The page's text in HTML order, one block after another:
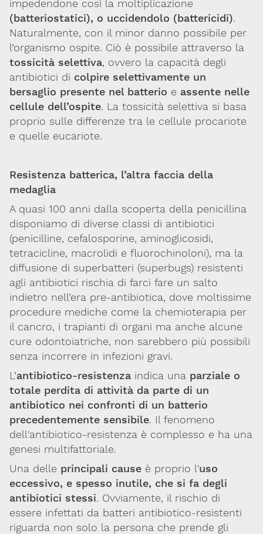
impedendone così la moltiplicazione
(batteriostatici), o uccidendolo (battericidi).
Naturalmente, con il minor danno possibile per
l’organismo ospite. Ciò è possibile attraverso la
tossicità selettiva, ovvero la capacità degli
antibiotici di colpire selettivamente un
bersaglio presente nel batterio e assente nelle
cellule dell’ospite. La tossicità selettiva si basa
proprio sulle differenze tra le cellule procariote
e quelle eucariote.
Resistenza batterica, l’altra faccia della
medaglia
A quasi 100 anni dalla scoperta della penicillina
disponiamo di diverse classi di antibiotici
(penicilline, cefalosporine, aminoglicosidi,
tetracicline, macrolidi e fluorochinoloni), ma la
diffusione di superbatteri (superbugs) resistenti
agli antibiotici rischia di farci fare un salto
indietro nell’era pre-antibiotica, dove moltissime
procedure mediche come la chemioterapia per
il cancro, i trapianti di organi ma anche alcune
cure odontoiatriche, non sarebbero più possibili
senza incorrere in infezioni gravi.
L’antibiotico-resistenza indica una parziale o
totale perdita di attività da parte di un
antibiotico nei confronti di un batterio
precedentemente sensibile. Il fenomeno
dell'antibiotico-resistenza è complesso e ha una
genesi multifattoriale.
Una delle principali cause è proprio l'uso
eccessivo, e spesso inutile, che si fa degli
antibiotici stessi. Ovviamente, il rischio di
essere infettati da batteri antibiotico-resistenti
riguarda non solo la persona che prende gli